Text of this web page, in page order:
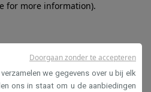
for more information).
we gegevens over u bij elk
ons in staat om u de aanbiedingen
Doorgaan zonder te accepteren